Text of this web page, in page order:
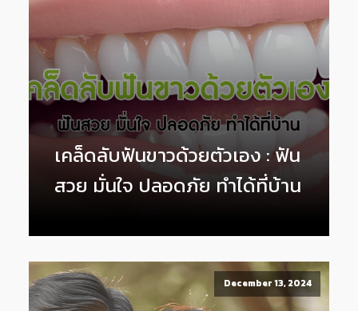
เคล็ดลับฟันขาวด้วยตัวเอง : ฟัน
สวย มั่นใจ ปลอดภัย ทำได้ที่บ้าน
December 13, 2024